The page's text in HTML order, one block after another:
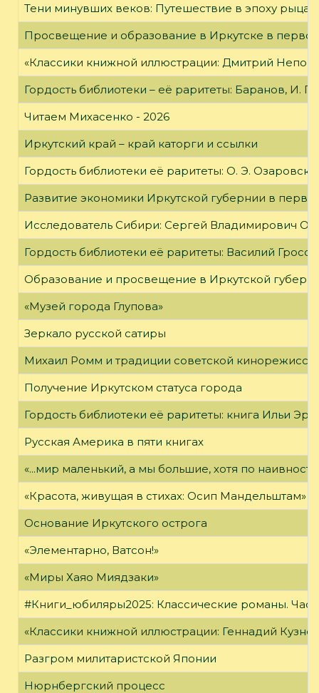
Тени минувших веков: Путешествие в эпоху
Просвещение и образование в Иркутске в
«Классики книжной иллюстрации: Дмитрий
Гордость библиотеки – её раритеты: Баранов, И.
Читаем Михасенко - 2026
Иркутский край – край каторги и ссылки
Гордость библиотеки её раритеты: О. Э.
Развитие экономики Иркутской губернии в
Исследователь Сибири: Сергей Владимирович
Гордость библиотеки её раритеты: Василий
Образование и просвещение в Иркутской
«Музей города Глупова»
Зеркало русской сатиры
Михаил Ромм и традиции советской
Получение Иркутском статуса города
Гордость библиотеки её раритеты: книга Ильи
Русская Америка в пяти книгах
«...мир маленький, а мы большие, хотя по
«Красота, живущая в стихах: Осип Мандельштам»
Основание Иркутского острога
«Элементарно, Ватсон!»
«Миры Хаяо Миядзаки»
#Книги_юбиляры2025: Классические романы.
«Классики книжной иллюстрации: Геннадий
Разгром милитаристской Японии
Нюрнбергский процесс